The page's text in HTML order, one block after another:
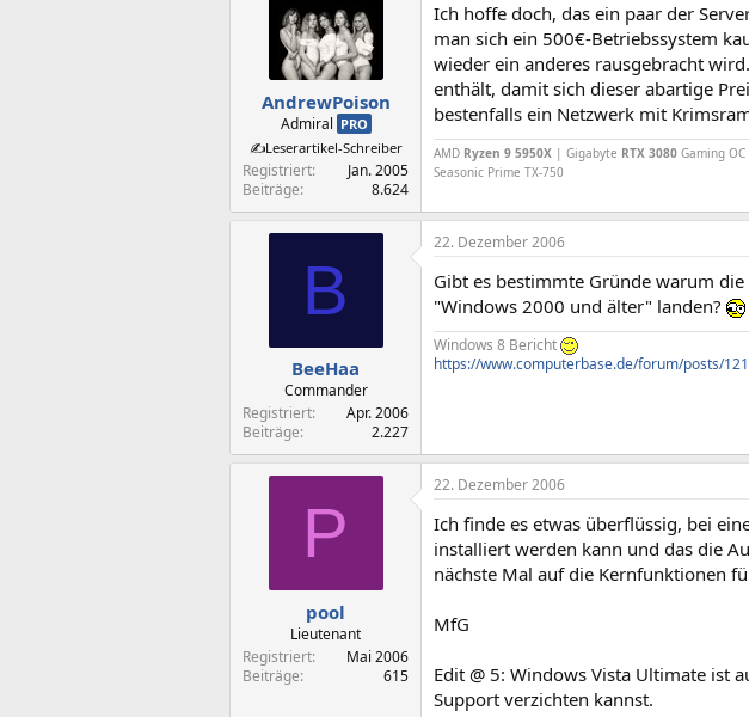
AndrewPoison
Admiral PRO
✍️Leserartikel-Schreiber
Registriert
Jan. 2005
Beiträge
8.624
Ich hoffe doch, das ein paar der
man sich ein 500€-Betriebssystem
wieder ein anderes rausgebracht
enthält, damit sich dieser abartige
bestenfalls ein Netzwerk mit
AMD Ryzen 9 5950X | Gigabyte RTX 3080 Gaming
Seasonic Prime TX-750
B
BeeHaa
Commander
Registriert
Apr. 2006
Beiträge
2.227
22. Dezember 2006
Gibt es bestimmte Gründe warum
"Windows 2000 und älter" landen?
Windows 8 Bericht
https://www.computerbase.de/forum/posts/
P
pool
Lieutenant
Registriert
Mai 2006
Beiträge
615
22. Dezember 2006
Ich finde es etwas überflüssig, bei
installiert werden kann und das die
nächste Mal auf die Kernfunktionen
MfG
Edit @ 5: Windows Vista Ultimate ist
Support verzichten kannst.